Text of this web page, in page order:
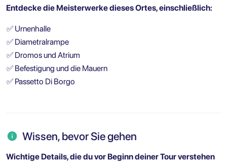
Entdecke die Meisterwerke dieses Ortes, einschließlich:
✅ Urnenhalle
✅ Diametralrampe
✅ Dromos und Atrium
✅ Befestigung und die Mauern
✅ Passetto Di Borgo
Wissen, bevor Sie gehen
Wichtige Details, die du vor Beginn deiner Tour verstehen